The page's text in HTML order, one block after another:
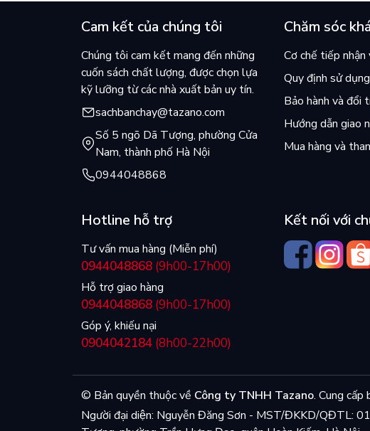
Cam kết của chúng tôi
Chúng tôi cam kết mang đến những
cuốn sách chất lượng, được chọn lựa
kỹ lưỡng từ các nhà xuất bản uy tín.
sachbanchay@tazano.com
Số 5 ngõ Dã Tượng, phường Cửa
Nam, thành phố Hà Nội
0944048868
Chăm sóc
Cơ chế tiếp
Quy định sử dụng
Bảo hành và đổi
Hướng dẫn giao
Mua hàng và
Hotline hỗ trợ
Tư vấn mua hàng (Miễn phí)
0944048868 (9h00-17h00)
Hỗ trợ giao hàng
0944048868 (9h00-17h00)
Góp ý, khiếu nại
0904042184 (8h00-22h00)
Kết nối với
© Bản quyền thuộc về Công ty TNHH Tazano. Cung cấp
Người đại diện: Nguyễn Đăng Sơn - MST/ĐKKD/QĐTL: